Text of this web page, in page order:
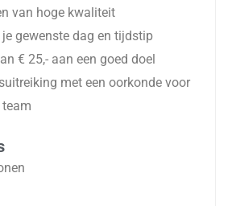
van hoge kwaliteit
gewenste dag en tijdstip
€ 25,- aan een goed doel
met een oorkonde voor